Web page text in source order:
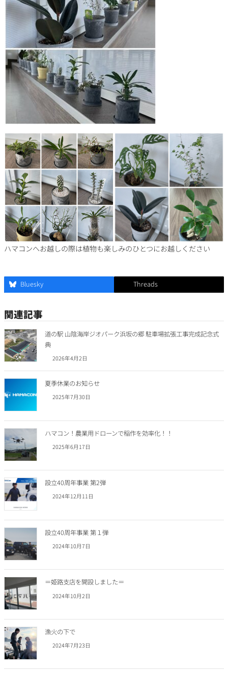
ハマコンへお越しの際は植物も楽しみのひとつにお越しください
Bluesky Threads
関連記事
道の駅 山陰海岸ジオパーク浜坂の郷 駐車場拡張工事完成記念式
典
2026年4月2日
夏季休業のお知らせ
2025年7月30日
ハマコン！農業用ドローンで稲作を効率化！！
2025年6月17日
設立40周年事業 第2弾
2024年12月11日
設立40周年事業 第１弾
2024年10月7日
＝姫路支店を開設しました＝
2024年10月2日
漁火の下で
2024年7月23日